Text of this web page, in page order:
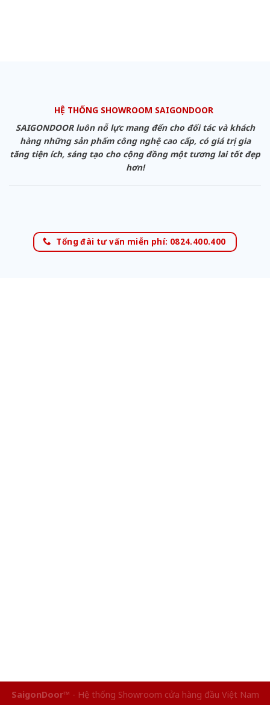
HỆ THỐNG SHOWROOM SAIGONDOOR
SAIGONDOOR luôn nỗ lực mang đến cho đối tác và khách
hàng những sản phẩm công nghệ cao cấp, có giá trị gia
tăng tiện ích, sáng tạo cho cộng đồng một tương lai tốt đẹp
hơn!
Tổng đài tư vấn miễn phí: 0824.400.400
SaigonDoor™ - Hệ thống Showroom cửa hàng đầu Việt Nam